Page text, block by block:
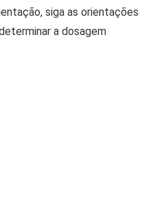
siga as orientações
a dosagem